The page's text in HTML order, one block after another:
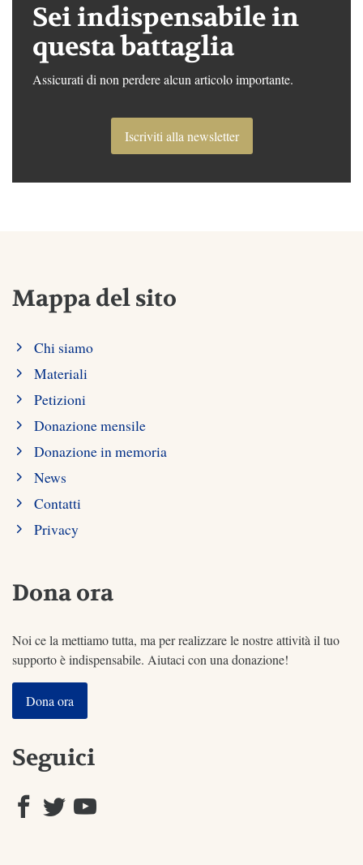
Sei indispensabile in
questa battaglia
Assicurati di non perdere alcun articolo importante.
Iscriviti alla newsletter
Mappa del sito
Chi siamo
Materiali
Petizioni
Donazione mensile
Donazione in memoria
News
Contatti
Privacy
Dona ora
Noi ce la mettiamo tutta, ma per realizzare le nostre attività il tuo
supporto è indispensabile. Aiutaci con una donazione!
Dona ora
Seguici